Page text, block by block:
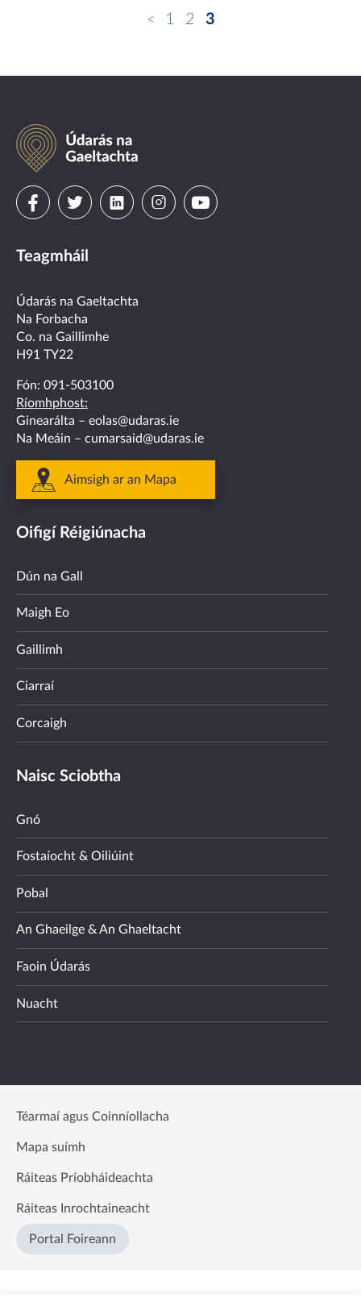
1 2 3
Údarás
na
Gaeltachta
Visit
on
facebook
Visit
on
twitter
Visit
linkedin
VisitVisit
Teagmháil
Údarás na Gaeltachta
Na Forbacha
Co. na Gaillimhe
H91 TY22
Fón: 091-503100
Ríomhphost:
Ginearálta – eolas@udaras.ie
Na Meáin – cumarsaid@udaras.ie
Aimsigh ar an Mapa
Oifigí Réigiúnacha
Dún na Gall
Maigh Eo
Gaillimh
Ciarraí
Corcaigh
Naisc Sciobtha
Gnó
Fostaíocht & Oiliúint
Pobal
An Ghaeilge & An Ghaeltacht
Faoin Údarás
Nuacht
Téarmaí agus Coinníollacha
Mapa suímh
Ráiteas Príobháideachta
Ráiteas Inrochtaineacht
Portal Foireann